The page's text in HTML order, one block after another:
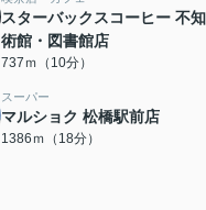
スターバックスコーヒー 不
術館・図書館店
737ｍ（10分）
スーパー
マルショク 松橋駅前店
1386ｍ（18分）